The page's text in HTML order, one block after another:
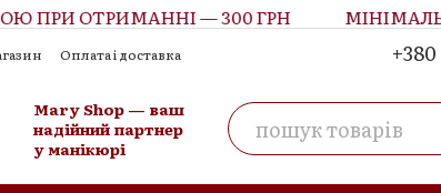
ОТРИМАННІ — 300 ГРН
Оплата і доставка
Mary Shop — ваш
надійний партнер
у манікюрі